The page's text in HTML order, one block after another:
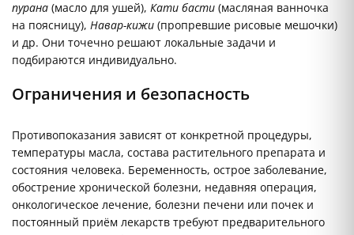
пурана (масло для ушей), Кати басти (масляная ванночка
на поясницу), Навар-кижи (пропревшие рисовые мешочки)
и др. Они точечно решают локальные задачи и
подбираются индивидуально.
Ограничения и безопасность
Противопоказания зависят от конкретной процедуры,
температуры масла, состава растительного препарата и
состояния человека. Беременность, острое заболевание,
обострение хронической болезни, недавняя операция,
онкологическое лечение, болезни печени или почек и
постоянный приём лекарств требуют предварительного